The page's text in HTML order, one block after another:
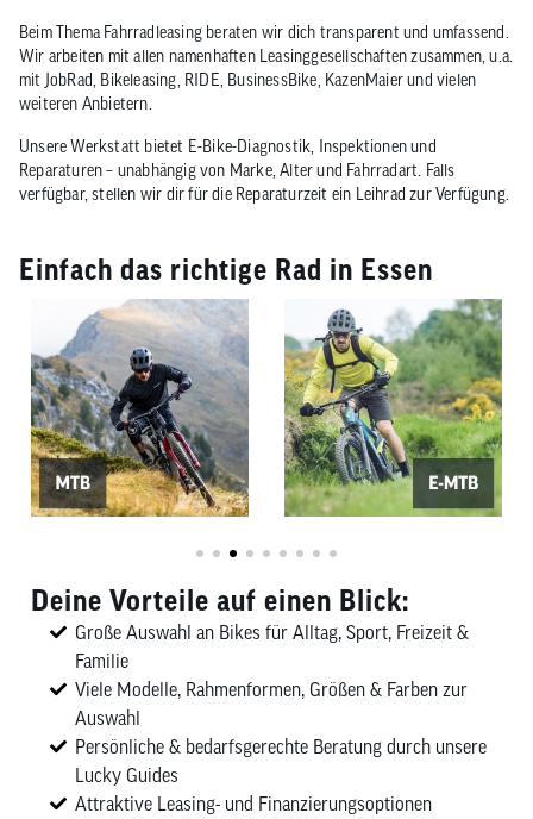
Beim Thema Fahrradleasing beraten wir dich transparent und umfassend.
Wir arbeiten mit allen namenhaften Leasinggesellschaften zusammen, u.a.
mit JobRad, Bikeleasing, RIDE, BusinessBike, KazenMaier und vielen
weiteren Anbietern.
Unsere Werkstatt bietet E-Bike-Diagnostik, Inspektionen und
Reparaturen – unabhängig von Marke, Alter und Fahrradart. Falls
verfügbar, stellen wir dir für die Reparaturzeit ein Leihrad zur Verfügung.
Einfach das richtige Rad in Essen
Deine Vorteile auf einen Blick:
Große Auswahl an Bikes für Alltag, Sport, Freizeit &
Familie
Viele Modelle, Rahmenformen, Größen & Farben zur
Auswahl
Persönliche & bedarfsgerechte Beratung durch unsere
Lucky Guides
Attraktive Leasing- und Finanzierungsoptionen